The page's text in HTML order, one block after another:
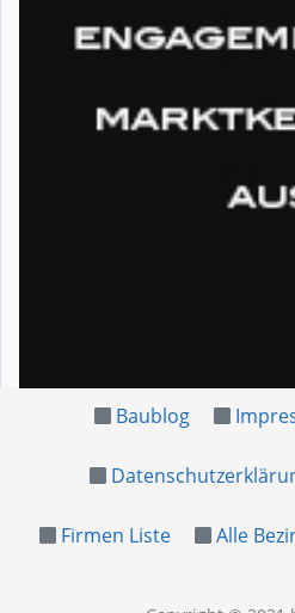
Baublog
Firmen Liste Alle